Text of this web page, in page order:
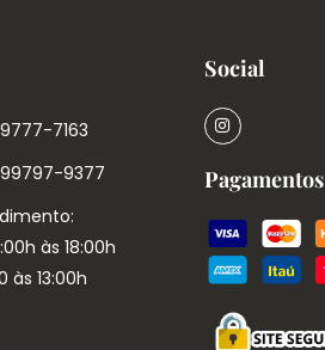
7163
9377
às 18:00h
às 13:00h
Social
Pagamentos